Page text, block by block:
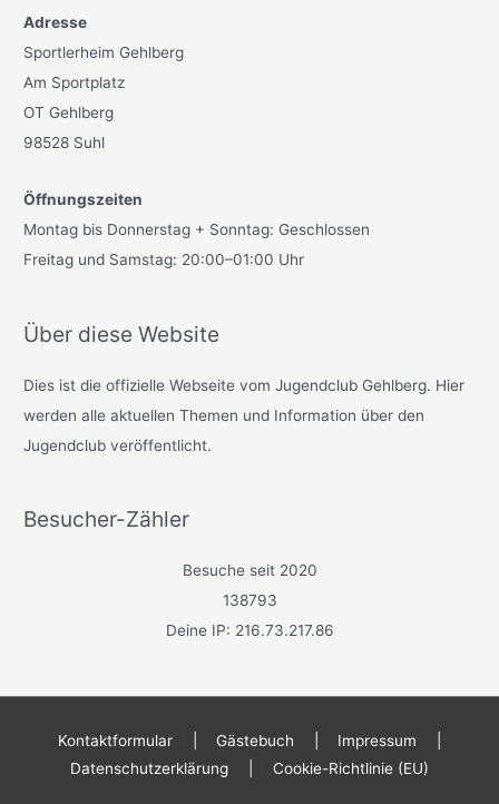
Adresse
Sportlerheim Gehlberg
Am Sportplatz
OT Gehlberg
98528 Suhl
Öffnungszeiten
Montag bis Donnerstag + Sonntag: Geschlossen
Freitag und Samstag: 20:00–01:00 Uhr
Über diese Website
Dies ist die offizielle Webseite vom Jugendclub Gehlberg. Hier
werden alle aktuellen Themen und Information über den
Jugendclub veröffentlicht.
Besucher-Zähler
Besuche seit 2020
138793
Deine IP: 216.73.217.86
Kontaktformular Gästebuch Impressum
Datenschutzerklärung
Cookie-Richtlinie (EU)